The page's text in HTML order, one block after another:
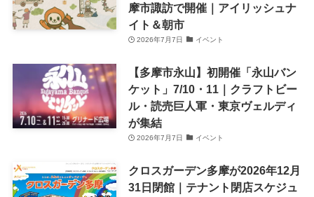
摩市諏訪で開催｜アイリッシュナ
イト＆朝市
2026年7月7日 イベント
【多摩市永山】初開催「永山バン
ケット」7/10・11｜クラフトビー
ル・読売巨人軍・東京ヴェルディ
が集結
2026年7月7日 イベント
クロスガーデン多摩が2026年12月
31日閉館｜テナント閉店スケジュ